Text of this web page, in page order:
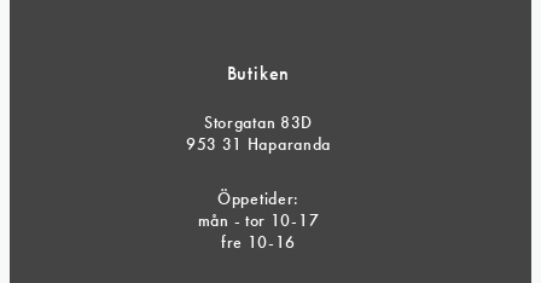
Butiken
Storgatan 83D
953 31 Haparanda
Öppetider:
mån - tor 10-17
fre 10-16